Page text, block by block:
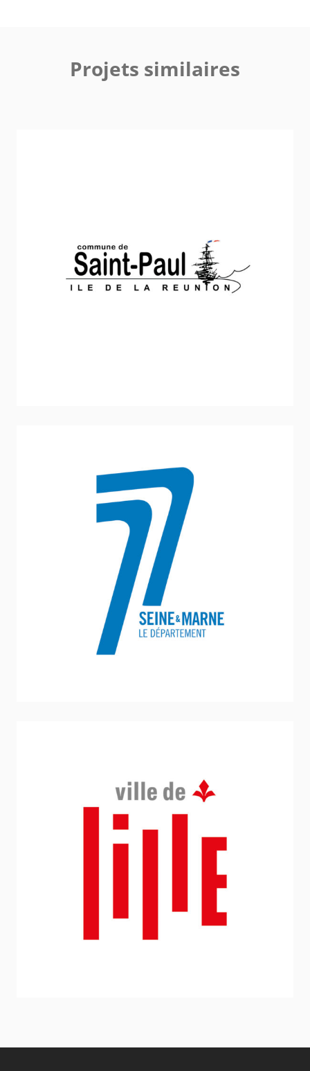
Projets similaires
Ville de Saint-Paul
Conseil général de Seine et Marne
Vie Associative